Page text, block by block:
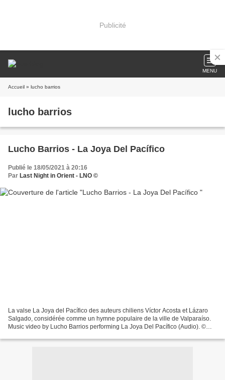
Publicité
MENU
Accueil » lucho barrios
lucho barrios
Lucho Barrios - La Joya Del Pacífico
Publié le 18/05/2021 à 20:16
Par Last Night in Orient - LNO ©
La valse La Joya del Pacífico des auteurs chiliens Víctor Acosta et Lázaro
Salgado, considérée comme un hymne populaire de la ville de Valparaíso.
Music video by Lucho Barrios performing La Joya Del Pacífico (Audio). ©